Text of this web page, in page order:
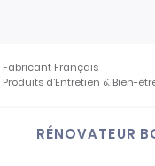
Fabricant Français
Produits d’Entretien & Bien-
RÉNOVATEUR